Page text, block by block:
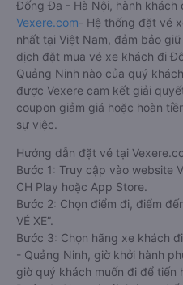
Đống Đa - Hà Nội, hành khách
Vexere.com- Hệ thống đặt vé
nhất tại Việt Nam, đảm bảo
dịch đặt mua vé xe khách đi
Quảng Ninh nào của quý
được Vexere cam kết giải
coupon giảm giá hoặc hoàn
sự việc.
Hướng dẫn đặt vé tại
Bước 1: Truy cập vào website
CH Play hoặc App Store.
Bước 2: Chọn điểm đi, điểm
VÉ XE”.
Bước 3: Chọn hãng xe khách
- Quảng Ninh, giờ khởi hành
giờ quý khách muốn đi để tiến